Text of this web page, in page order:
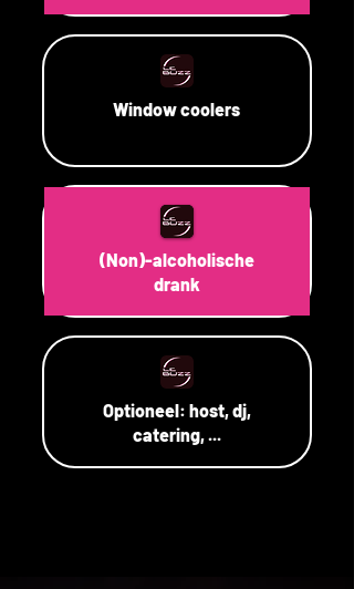
Window coolers
(Non)-alcoholische
drank
Optioneel: host, dj,
catering, ...